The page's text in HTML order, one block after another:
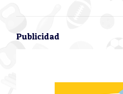
Publicidad